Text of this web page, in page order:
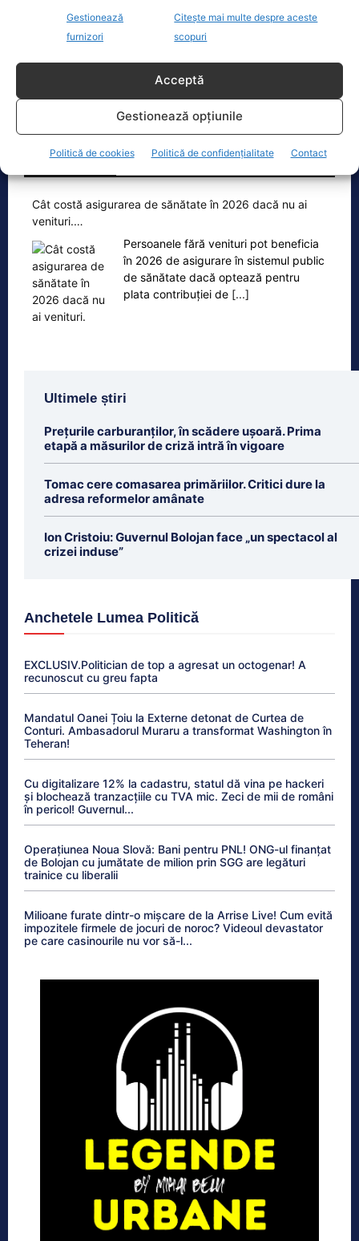
Gestionează
furnizori
Citește mai multe despre aceste
scopuri
Acceptă
Gestionează opțiunile
Politică de cookies Politică de confidențialitate Contact
„15 martie 2023 – Ministerul Investitiilor
si Proiectelor Europene, condus pe
atunci de PNL-istul Marcel Bolos,
anunta plin de trufie:
Cât costă asigurarea de sănătate în 2026 dacă nu ai
venituri.…
Persoanele fără venituri pot beneficia
în 2026 de asigurare în sistemul public
de sănătate dacă optează pentru
plata contribuției de [...]
Ultimele știri
Prețurile carburanților, în scădere ușoară. Prima
etapă a măsurilor de criză intră în vigoare
Tomac cere comasarea primăriilor. Critici dure la
adresa reformelor amânate
Ion Cristoiu: Guvernul Bolojan face „un spectacol al
crizei induse”
Anchetele Lumea Politică
EXCLUSIV.Politician de top a agresat un octogenar! A
recunoscut cu greu fapta
Mandatul Oanei Țoiu la Externe detonat de Curtea de
Conturi. Ambasadorul Muraru a transformat Washington în
Teheran!
Cu digitalizare 12% la cadastru, statul dă vina pe hackeri
și blochează tranzacțiile cu TVA mic. Zeci de mii de români
în pericol! Guvernul...
Operațiunea Noua Slovă: Bani pentru PNL! ONG-ul finanțat
de Bolojan cu jumătate de milion prin SGG are legături
trainice cu liberalii
Milioane furate dintr-o mișcare de la Arrise Live! Cum evită
impozitele firmele de jocuri de noroc? Videoul devastator
pe care casinourile nu vor să-l...